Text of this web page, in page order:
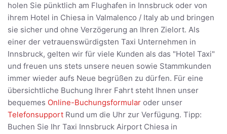
holen Sie pünktlich am Flughafen in Innsbruck oder von
ihrem Hotel in Chiesa in Valmalenco / Italy ab und bringen
sie sicher und ohne Verzögerung an Ihren Zielort. Als
einer der vetrauenswürdigsten Taxi Unternehmen in
Innsbruck, gelten wir für viele Kunden als das "Hotel Taxi"
und freuen uns stets unsere neuen sowie Stammkunden
immer wieder aufs Neue begrüßen zu dürfen. Für eine
übersichtliche Buchung Ihrer Fahrt steht Ihnen unser
bequemes Online-Buchungsformular oder unser
Telefonsupport Rund um die Uhr zur Verfügung. Tipp:
Buchen Sie Ihr Taxi Innsbruck Airport Chiesa in